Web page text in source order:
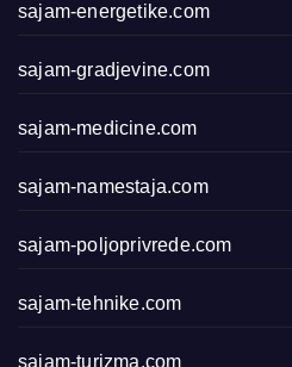
sajam-energetike.com
sajam-gradjevine.com
sajam-medicine.com
sajam-namestaja.com
sajam-poljoprivrede.com
sajam-tehnike.com
sajam-turizma.com